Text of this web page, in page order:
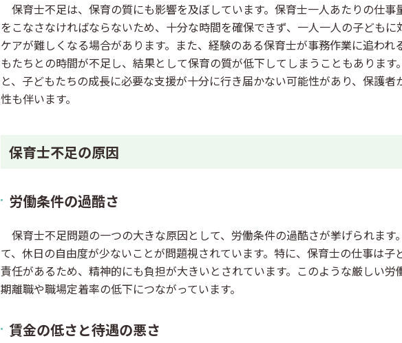
保育士不足は、保育の質にも影響を及ぼしています。保育士一人あたりの仕事
をこなさなければならないため、十分な時間を確保できず、一人一人の子どもに
ケアが難しくなる場合があります。また、経験のある保育士が事務作業に追われ
もたちとの時間が不足し、結果として保育の質が低下してしまうこともあります
と、子どもたちの成長に必要な支援が十分に行き届かない可能性があり、保護者
性も伴います。
保育士不足の原因
労働条件の過酷さ
保育士不足問題の一つの大きな原因として、労働条件の過酷さが挙げられます
て、休日の自由度が少ないことが問題視されています。特に、保育士の仕事は子
責任があるため、精神的にも負担が大きいとされています。このような厳しい労
期離職や職場定着率の低下につながっています。
賃金の低さと待遇の悪さ